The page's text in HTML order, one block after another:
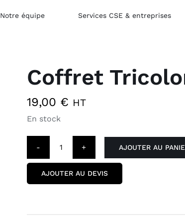
Notre équipe Services CSE & entreprises
Coffret
19,00 € HT
En stock
AJOUTER AU
AJOUTER AU DEVIS